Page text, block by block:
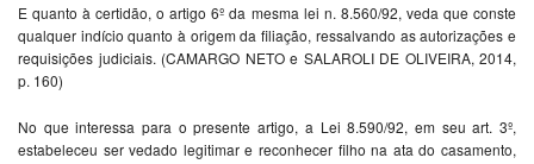
E quanto à certidão, o artigo 6º da mesma lei n. 8.560/92, veda que conste
qualquer indício quanto à origem da filiação, ressalvando as autorizações e
requisições judiciais. (CAMARGO NETO e SALAROLI DE OLIVEIRA, 2014,
p. 160)
No que interessa para o presente artigo, a Lei 8.590/92, em seu art. 3º,
estabeleceu ser vedado legitimar e reconhecer filho na ata do casamento,